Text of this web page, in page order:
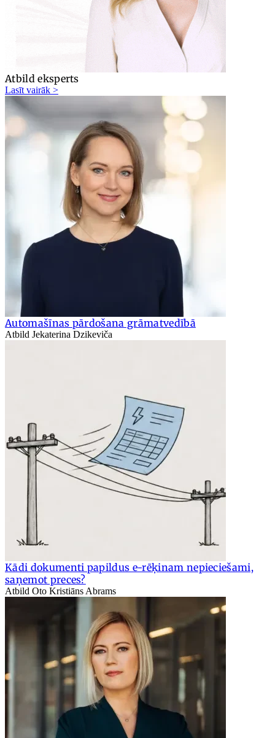
Atbild eksperts
Lasīt vairāk >
Automašīnas pārdošana grāmatvedībā
Atbild Jekaterina Dzikeviča
Kādi dokumenti papildus e-rēķinam nepieciešami,
saņemot preces?
Atbild Oto Kristiāns Abrams